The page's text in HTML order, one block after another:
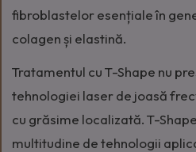
fibroblastelor esențiale în
colagen și elastină.
Tratamentul cu T-Shape nu
tehnologiei laser de joasă
cu grăsime localizată. T-
multitudine de tehnologii